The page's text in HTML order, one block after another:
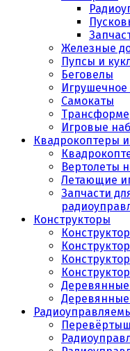
Железные
Пупсы и
Беговелы
Самокаты
Игровые
Квадрокоптеры
Вертолеты
Летающие
Запчасти
Конструкторы
Деревянные
Деревянные